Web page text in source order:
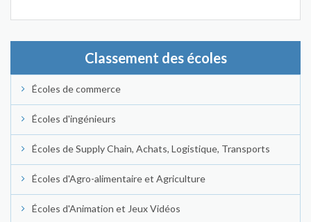
Classement des écoles
Écoles de commerce
Écoles d'ingénieurs
Écoles de Supply Chain, Achats, Logistique, Transports
Écoles d'Agro-alimentaire et Agriculture
Écoles d'Animation et Jeux Vidéos